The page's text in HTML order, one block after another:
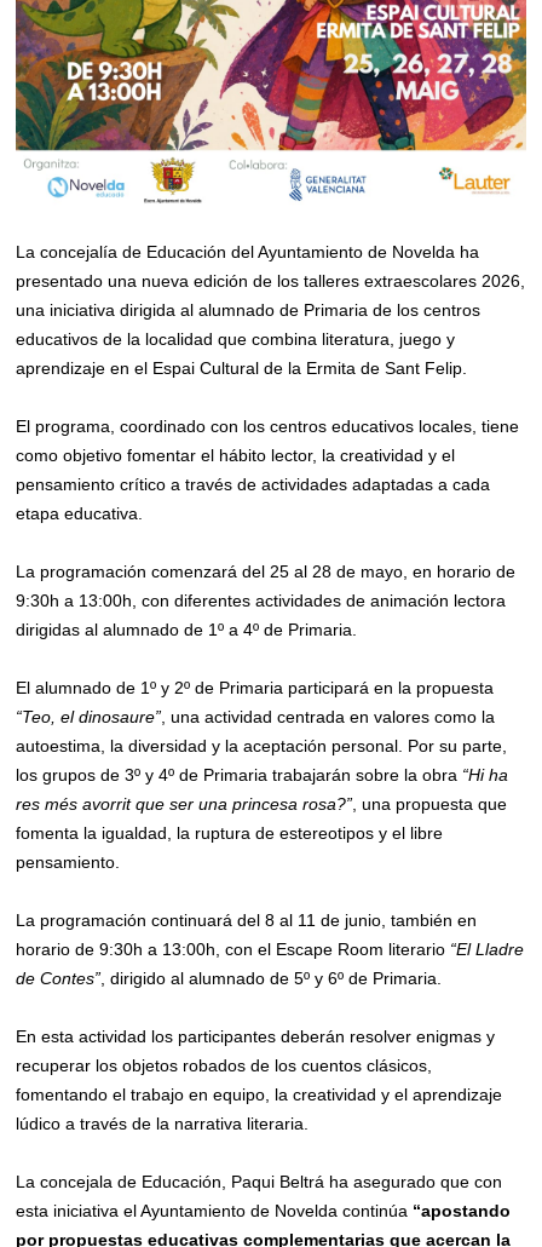
La concejalía de Educación del Ayuntamiento de Novelda ha
presentado una nueva edición de los talleres extraescolares 2026,
una iniciativa dirigida al alumnado de Primaria de los centros
educativos de la localidad que combina literatura, juego y
aprendizaje en el Espai Cultural de la Ermita de Sant Felip.
El programa, coordinado con los centros educativos locales, tiene
como objetivo fomentar el hábito lector, la creatividad y el
pensamiento crítico a través de actividades adaptadas a cada
etapa educativa.
La programación comenzará del 25 al 28 de mayo, en horario de
9:30h a 13:00h, con diferentes actividades de animación lectora
dirigidas al alumnado de 1º a 4º de Primaria.
El alumnado de 1º y 2º de Primaria participará en la propuesta
“Teo, el dinosaure” , una actividad centrada en valores como la
autoestima, la diversidad y la aceptación personal. Por su parte,
los grupos de 3º y 4º de Primaria trabajarán sobre la obra “Hi ha
res més avorrit que ser una princesa rosa?” , una propuesta que
fomenta la igualdad, la ruptura de estereotipos y el libre
pensamiento.
La programación continuará del 8 al 11 de junio, también en
horario de 9:30h a 13:00h, con el Escape Room literario “El Lladre
de Contes” , dirigido al alumnado de 5º y 6º de Primaria.
En esta actividad los participantes deberán resolver enigmas y
recuperar los objetos robados de los cuentos clásicos,
fomentando el trabajo en equipo, la creatividad y el aprendizaje
lúdico a través de la narrativa literaria.
La concejala de Educación, Paqui Beltrá ha asegurado que con
esta iniciativa el Ayuntamiento de Novelda continúa “apostando
por propuestas educativas complementarias que acercan la